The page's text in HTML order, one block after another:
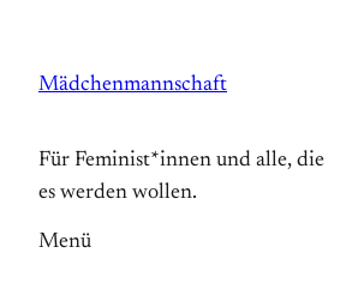
springen
Mädchenmannschaft
Für Feminist*innen und alle, die
es werden wollen.
Menü